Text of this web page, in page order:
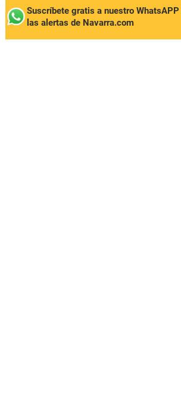
Suscríbete gratis a nuestro
las alertas de Navarra.com